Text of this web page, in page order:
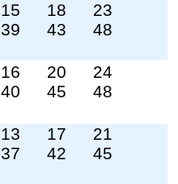
15 18
23
39 43
48
16 20
24
40 45
48
13 17
21
37 42
45